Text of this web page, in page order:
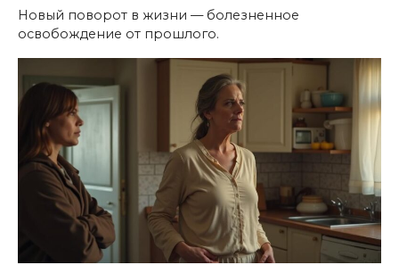
Новый поворот в жизни — болезненное
освобождение от прошлого.